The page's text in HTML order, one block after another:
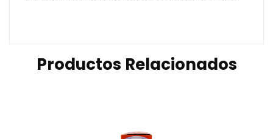
Productos Relacionados